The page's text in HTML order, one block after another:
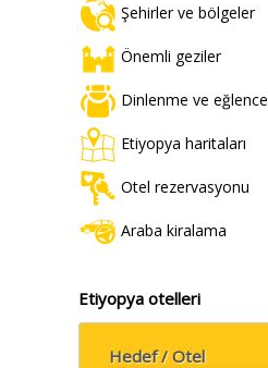
Şehirler ve bölgeler
Önemli geziler
Dinlenme ve eğlence
Etiyopya haritaları
Otel rezervasyonu
Araba kiralama
Etiyopya otelleri
Hedef / Otel